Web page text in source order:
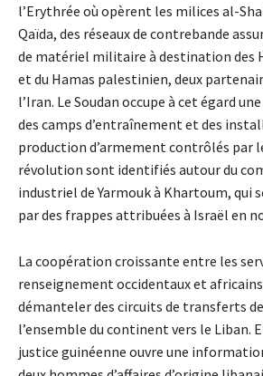
l’Erythrée où opèrent les milices al-
Qaïda, des réseaux de contrebande
de matériel militaire à destination des
et du Hamas palestinien, deux
l’Iran. Le Soudan occupe à cet égard
des camps d’entraînement et des
production d’armement contrôlés par
révolution sont identifiés autour du
industriel de Yarmouk à Khartoum, qui
par des frappes attribuées à Israël en
La coopération croissante entre les
renseignement occidentaux et
démanteler des circuits de transferts
l’ensemble du continent vers le Liban.
justice guinéenne ouvre une